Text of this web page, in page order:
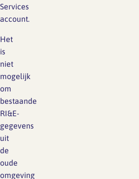
Services
account.
Het
is
niet
mogelijk
om
bestaande
RI&E-
gegevens
uit
de
oude
omgeving